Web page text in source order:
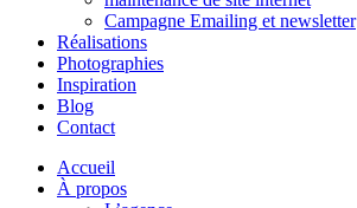
Campagne Emailing et newsletter
Réalisations
Photographies
Inspiration
Blog
Contact
Accueil
À propos